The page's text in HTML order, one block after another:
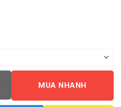
MUA NHANH